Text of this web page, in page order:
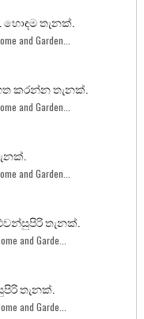
තැනක්.
and Garden...
කරන්න තැනක්.
and Garden...
and Garden...
තැනක්.
and Garde...
තැනක්.
and Garde...